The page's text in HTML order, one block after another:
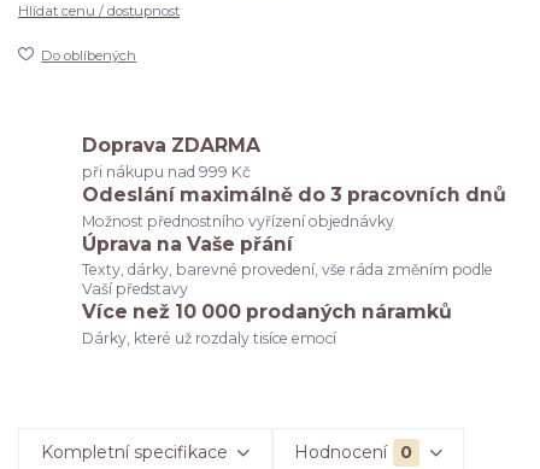
Hlídat cenu / dostupnost
Do oblíbených
Doprava ZDARMA
při nákupu nad 999 Kč
Odeslání maximálně do 3 pracovních dnů
Možnost přednostního vyřízení objednávky
Úprava na Vaše přání
Texty, dárky, barevné provedení, vše ráda změním podle
Vaší představy
Více než 10 000 prodaných náramků
Dárky, které už rozdaly tisíce emocí
Kompletní specifikace Hodnocení 0